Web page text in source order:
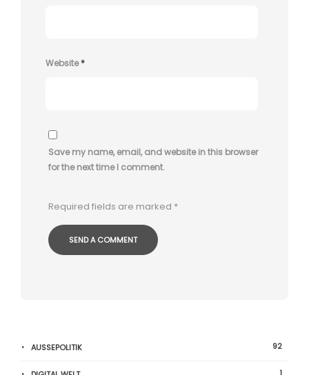
Website*
Save my name, email, and website in this browser
for the next time I comment.
Required fields are marked *
AUSSEPOLITIK 92